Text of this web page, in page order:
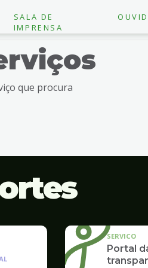
SALA DE
IMPRENSA
que procura
SERVICO
Portal